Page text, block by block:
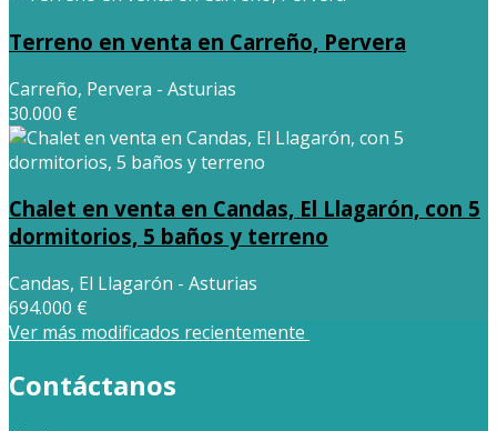
Terreno en venta en Carreño, Pervera
Carreño, Pervera - Asturias
30.000 €
Chalet en venta en Candas, El Llagarón, con 5
dormitorios, 5 baños y terreno
Candas, El Llagarón - Asturias
694.000 €
Ver más modificados recientemente
Contáctanos